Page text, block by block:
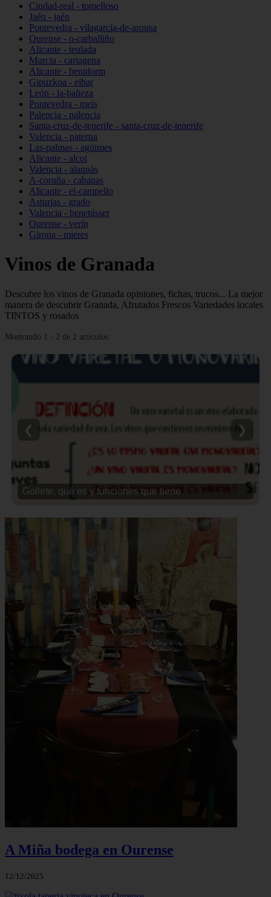
Ciudad-real - tomelloso
Jaén - jaén
Pontevedra - vilagarcía-de-arousa
Ourense - o-carballiño
Alicante - teulada
Murcia - cartagena
Alicante - benidorm
Gipuzkoa - eibar
León - la-bañeza
Pontevedra - meis
Palencia - palencia
Santa-cruz-de-tenerife - santa-cruz-de-tenerife
Valencia - paterna
Las-palmas - agüimes
Alicante - alcoi
Valencia - alaquàs
A-coruña - cabanas
Alicante - el-campello
Asturias - grado
Valencia - benetússer
Ourense - verín
Girona - mieres
Vinos de Granada
Descubre los vinos de Granada opiniones, fichas, trucos... La mejor
manera de descubrir Granada, Afrutados Frescos Variedades locales
TINTOS y rosados
Mostrando 1 - 2 de 2 artículos
Gollete, qué es y funciones que tiene
❮ ❯
A Miña bodega en Ourense
12/12/2025